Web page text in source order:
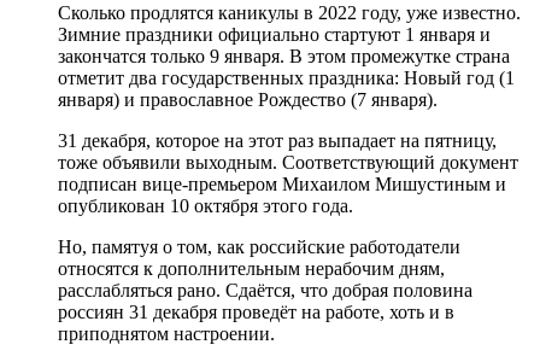
Сколько продлятся каникулы в 2022 году, уже известно.
Зимние праздники официально стартуют 1 января и
закончатся только 9 января. В этом промежутке страна
отметит два государственных праздника: Новый год (1
января) и православное Рождество (7 января).
31 декабря, которое на этот раз выпадает на пятницу,
тоже объявили выходным. Соответствующий документ
подписан вице-премьером Михаилом Мишустиным и
опубликован 10 октября этого года.
Но, памятуя о том, как российские работодатели
относятся к дополнительным нерабочим дням,
расслабляться рано. Сдаётся, что добрая половина
россиян 31 декабря проведёт на работе, хоть и в
приподнятом настроении.